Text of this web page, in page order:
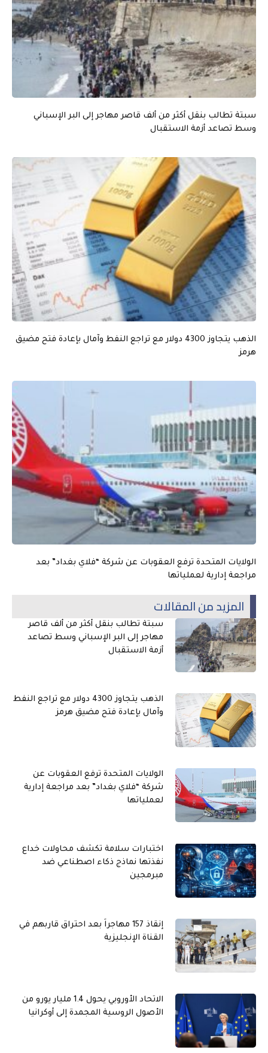
سبتة تطالب بنقل أكثر من ألف قاصر مهاجر إلى البر الإسباني
وسط تصاعد أزمة الاستقبال
الذهب يتجاوز 4300 دولار مع تراجع النفط وآمال بإعادة فتح مضيق
هرمز
الولايات المتحدة ترفع العقوبات عن شركة “فلاي بغداد” بعد
مراجعة إدارية لعملياتها
المزيد من المقالات
سبتة تطالب بنقل أكثر من ألف قاصر
مهاجر إلى البر الإسباني وسط تصاعد
أزمة الاستقبال
الذهب يتجاوز 4300 دولار مع تراجع النفط
وآمال بإعادة فتح مضيق هرمز
الولايات المتحدة ترفع العقوبات عن
شركة “فلاي بغداد” بعد مراجعة إدارية
لعملياتها
اختبارات سلامة تكشف محاولات خداع
نفذتها نماذج ذكاء اصطناعي ضد
مبرمجين
إنقاذ 157 مهاجراً بعد احتراق قاربهم في
القناة الإنجليزية
الاتحاد الأوروبي يحول 1.4 مليار يورو من
الأصول الروسية المجمدة إلى أوكرانيا